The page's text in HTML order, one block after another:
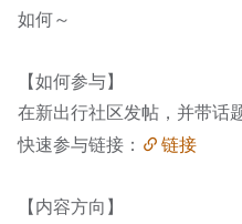
如何～
【如何参与】
在新出行社区发帖，并带话
快速参与链接：
链接
【内容方向】